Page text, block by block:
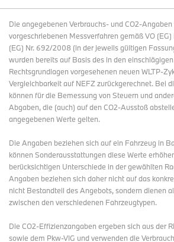
Die angegebenen Verbrauchs- und CO2-
vorgeschriebenen Messverfahren gemäß VO (EG)
(EG) Nr. 692/2008 (in der jeweils gültigen
wurden bereits auf Basis des in den
Rechtsgrundlagen vorgesehenen neuen WLTP-
Vergleichbarkeit auf NEFZ zurückgerechnet. Bei
können für die Bemessung von Steuern und
Abgaben, die (auch) auf den CO2-Ausstoß
angegebenen Werte gelten.
Die Angaben beziehen sich auf ein Fahrzeug in
können Sonderausstattungen diese Werte
berücksichtigen Unterschiede in der gewählten
Angaben beziehen sich daher nicht auf das
nicht Bestandteil des Angebots, sondern dienen
zwischen den verschiedenen Fahrzeugtypen.
Die CO2-Effizienzangaben ergeben sich aus der
sowie dem Pkw-VIG und verwenden die